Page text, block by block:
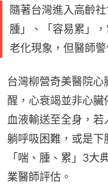
隨著台灣進入高齡
腫」、「容易累」
老化現象，但醫師
台灣柳營奇美醫院
醒，心衰竭並非心
血液輸送至全身，
躺呼吸困難，或是
「喘、腫、累」3大
業醫師評估。